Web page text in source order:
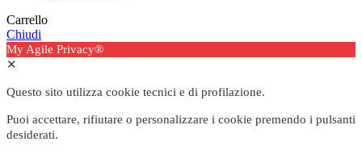
Carrello
Chiudi
My Agile Privacy®
✕
Questo sito utilizza cookie tecnici e di profilazione.
Puoi accettare, rifiutare o personalizzare i cookie premendo i pulsanti
desiderati.